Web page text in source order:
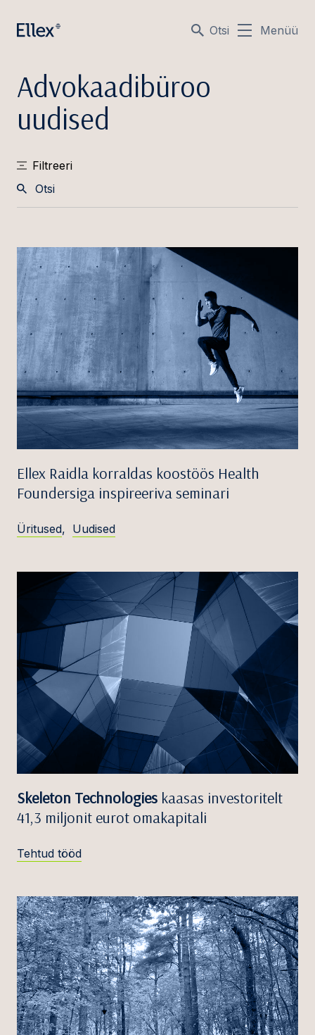
Otsi Menüü
Advokaadibüroo
uudised
Filtreeri
Ellex Raidla korraldas koostöös Health
Foundersiga inspireeriva seminari
Üritused, Uudised
Skeleton Technologies kaasas investoritelt
41,3 miljonit eurot omakapitali
Tehtud tööd